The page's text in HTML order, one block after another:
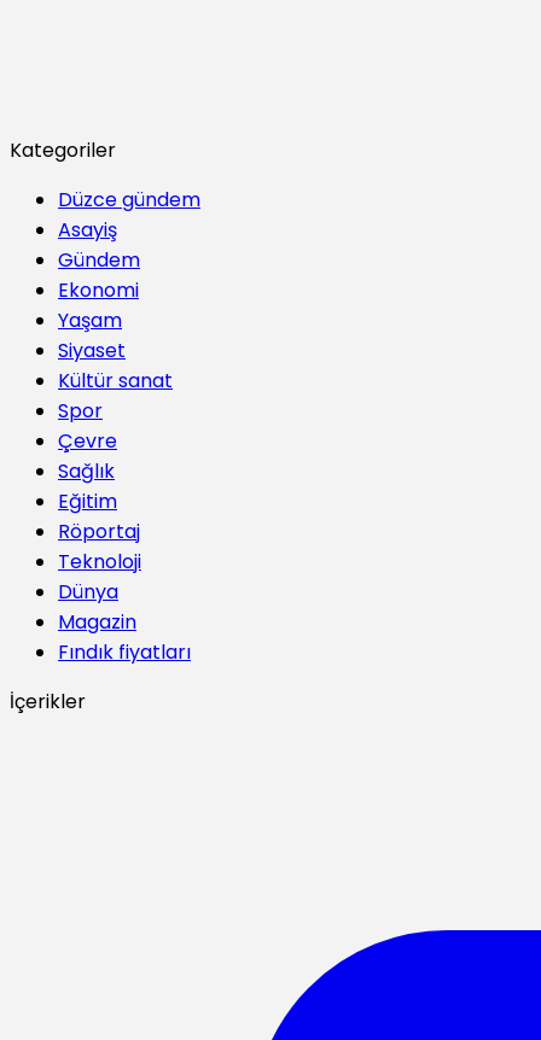
Kategoriler
Düzce gündem
Asayiş
Gündem
Ekonomi
Yaşam
Siyaset
Kültür sanat
Spor
Çevre
Sağlık
Eğitim
Röportaj
Teknoloji
Dünya
Magazin
Fındık fiyatları
İçerikler